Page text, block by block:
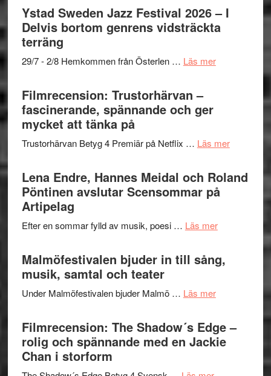
Det
grönaste
gräset
en
hjärtevarm
Ystad Sweden Jazz Festival 2026 – I
Delvis bortom genrens vidsträckta
terräng
29/7 - 2/8 Hemkommen från Österlen … Läs merom
–
Delvis
bortom
terräng
Filmrecension: Trustorhärvan –
fascinerande, spännande och ger
mycket att tänka på
Trustorhärvan Betyg 4 Premiär på Netflix … Läs merom
–
Lena Endre, Hannes Meidal och Roland
Pöntinen avslutar Scensommar på
Artipelag
Efter en sommar fylld av musik, poesi … Läs merom
Hannes
Pöntinen
avslutar
Malmöfestivalen bjuder in till sång,
musik, samtal och teater
Under Malmöfestivalen bjuder Malmö … Läs merom
in
till
Filmrecension: The Shadow´s Edge –
rolig och spännande med en Jackie
Chan i storform